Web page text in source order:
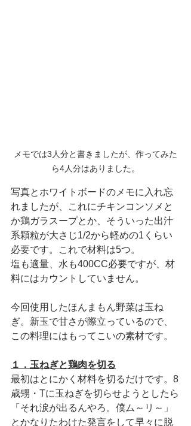
メモでは3人分と書きましたが、作ってみた
ら4人分はありました。
写真とホワイトボードのメモに入れ忘
れましたが、これにチキンコンソメと
か鶏ガラスープとか、そういった出汁
系顆粒が大さじ1/2から軽めの1くらい
必要です。これで材料は5つ。
塩も適量、水も400CC必要ですが、材
料にはカウントしていません。
今回使用したほんまもん野菜は玉ね
ぎ。新玉で甘さが際立っているので、
この料理にはもってこいの素材です。
１．玉ねぎと鶏肉を切る
最初はとにかく材料を切るだけです。8
歳甥・Tに玉ねぎを切らせようとしたら
「それ涙が出るんやろ。僕ム～リ～」
とかなりたわけた発言をして早々に脱